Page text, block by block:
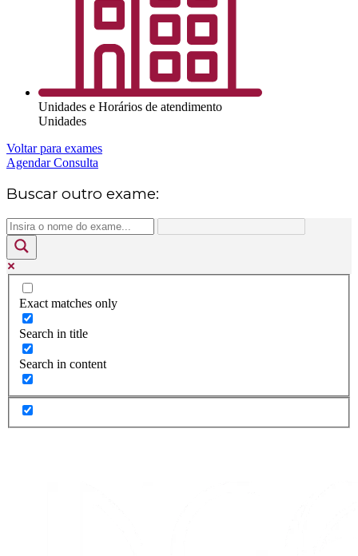
Unidades e Horários de atendimento
Unidades
Voltar para exames
Agendar Consulta
Buscar outro exame:
Exact matches only
Search in title
Search in content